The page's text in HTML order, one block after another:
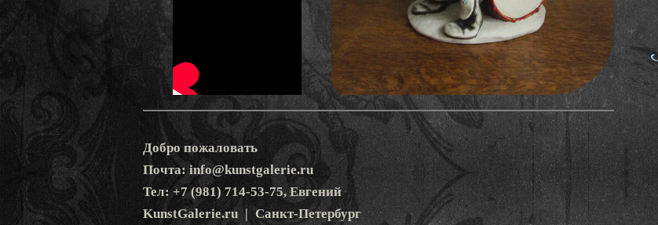
Добро пожаловать
Почта: info@kunstgalerie.ru
Тел: +7 (981) 714-53-75, Евгений
KunstGalerie.ru | Санкт-Петербург